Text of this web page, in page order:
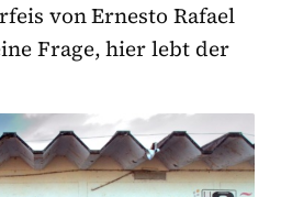
von Ernesto Rafael
Frage, hier lebt der